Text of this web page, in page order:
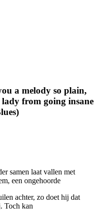
a melody so plain,
from going insane
samen laat vallen met
een ongehoorde
achter, zo doet hij dat
Toch kan